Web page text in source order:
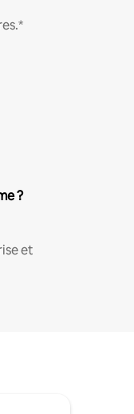
?
et